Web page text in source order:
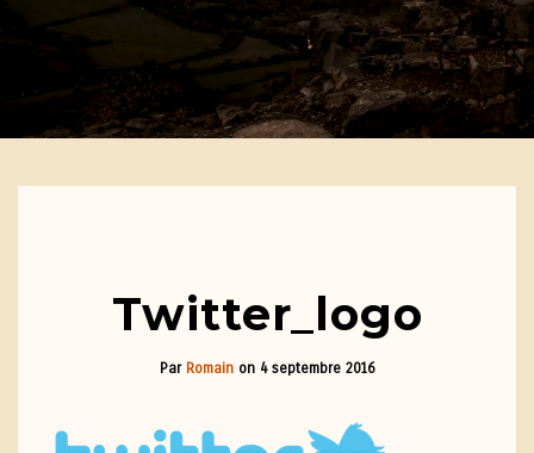
Twitter_logo
Par Romain on 4 septembre 2016